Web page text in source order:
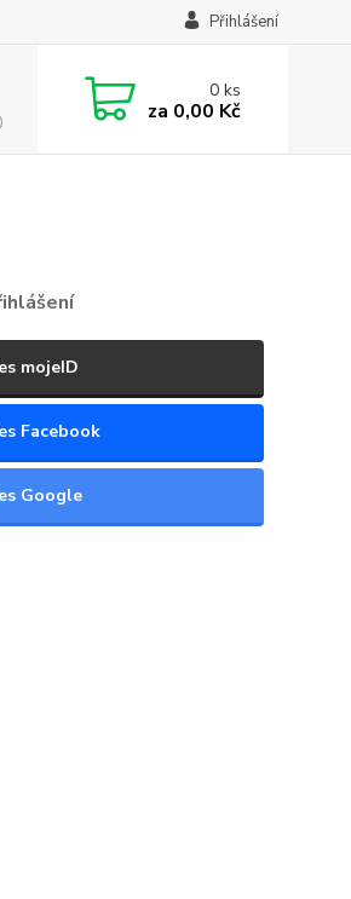
Přihlášení
0ks
za 0,00 Kč
mojeID
Facebook
Google